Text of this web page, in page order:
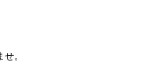
。